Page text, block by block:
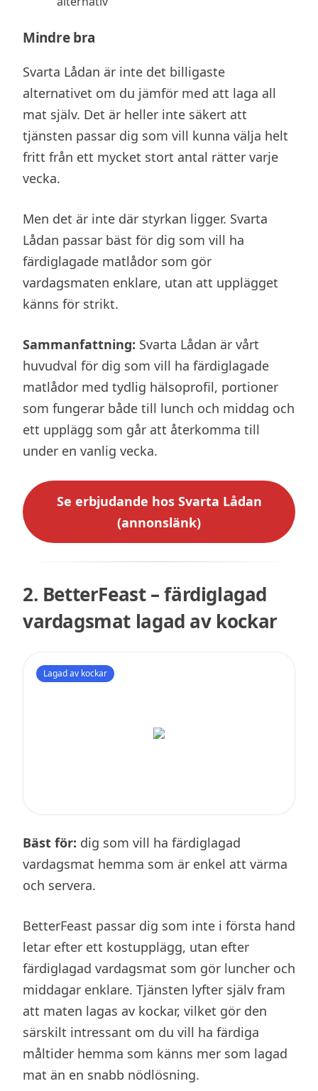
Mindre bra
Svarta Lådan är inte det billigaste
alternativet om du jämför med att laga all
mat själv. Det är heller inte säkert att
tjänsten passar dig som vill kunna välja helt
fritt från ett mycket stort antal rätter varje
vecka.
Men det är inte där styrkan ligger. Svarta
Lådan passar bäst för dig som vill ha
färdiglagade matlådor som gör
vardagsmaten enklare, utan att upplägget
känns för strikt.
Sammanfattning: Svarta Lådan är vårt
huvudval för dig som vill ha färdiglagade
matlådor med tydlig hälsoprofil, portioner
som fungerar både till lunch och middag och
ett upplägg som går att återkomma till
under en vanlig vecka.
Se erbjudande hos Svarta Lådan
(annonslänk)
2. BetterFeast – färdiglagad
vardagsmat lagad av kockar
Lagad av kockar
Bäst för: dig som vill ha färdiglagad
vardagsmat hemma som är enkel att värma
och servera.
BetterFeast passar dig som inte i första hand
letar efter ett kostupplägg, utan efter
färdiglagad vardagsmat som gör luncher och
middagar enklare. Tjänsten lyfter själv fram
att maten lagas av kockar, vilket gör den
särskilt intressant om du vill ha färdiga
måltider hemma som känns mer som lagad
mat än en snabb nödlösning.